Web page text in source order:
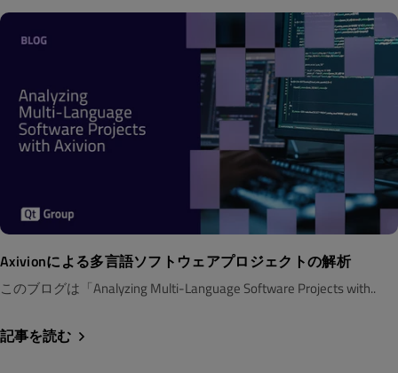
Axivionによる多言語ソフトウェアプロジェクトの解析
このブログは「Analyzing Multi-Language Software Projects with..
記事を読む